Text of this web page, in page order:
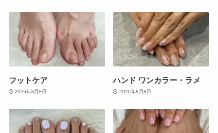
フットケア
2026年8月8日
ハンド ワンカラー・ラメ
2026年8月8日